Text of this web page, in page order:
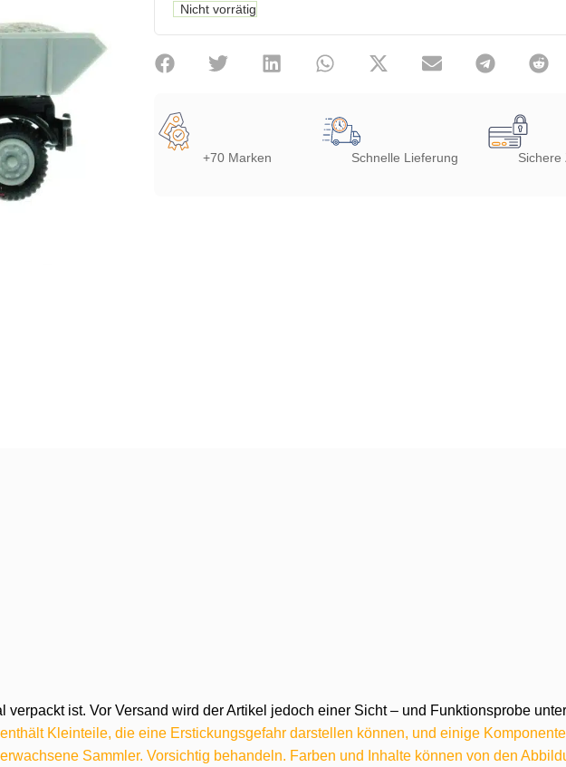
Nicht vorrätig
+70 Marken Schnelle Lieferung Sichere
ist. Vor Versand wird der Artikel jedoch einer Sicht – und Funktionsprobe
Kleinteile, die eine Erstickungsgefahr darstellen können, und einige
Sammler. Vorsichtig behandeln. Farben und Inhalte können von den